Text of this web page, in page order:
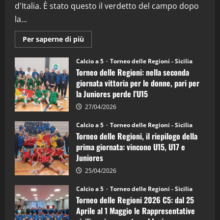
d'Italia. È stato questo il verdetto del campo dopo
la...
Per saperne di più
informazioni
Torneo
delle
Regioni
di
calcio
a
5:
la
Juniores
è
vicecampione
d’Italia
Calcio a 5 Torneo delle Regioni - Sicilia
Torneo delle Regioni: nella seconda
giornata vittoria per le donne, pari per
la Juniores perde l’U15
27/04/2026
Calcio a 5 Torneo delle Regioni - Sicilia
Torneo delle Regioni, il riepilogo della
prima giornata: vincono U15, U17 e
Juniores
25/04/2026
Calcio a 5 Torneo delle Regioni - Sicilia
Torneo delle Regioni 2026 C5: dal 25
Aprile al 1 Maggio le Rappresentative